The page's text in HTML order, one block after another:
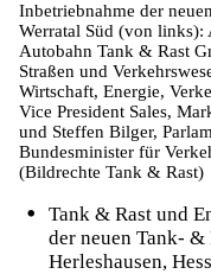
Inbetriebnahme der
Werratal Süd (von links):
Autobahn Tank & Rast
Straßen und
Wirtschaft, Energie,
Vice President Sales,
und Steffen Bilger,
Bundesminister für
(Bildrechte Tank & Rast)
Tank & Rast und
der neuen Tank-
Herleshausen,